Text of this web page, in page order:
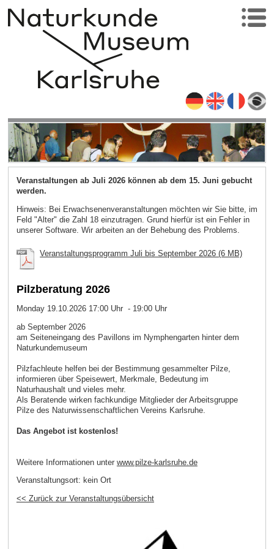
Veranstaltungen ab Juli 2026 können ab dem 15. Juni gebucht
werden.
Hinweis: Bei Erwachsenenveranstaltungen möchten wir Sie bitte, im
Feld "Alter" die Zahl 18 einzutragen. Grund hierfür ist ein Fehler in
unserer Software. Wir arbeiten an der Behebung des Problems.
Veranstaltungsprogramm Juli bis September 2026 (6 MB)
Pilzberatung 2026
Monday 19.10.2026 17:00 Uhr - 19:00 Uhr
ab September 2026
am Seiteneingang des Pavillons im Nymphengarten hinter dem
Naturkundemuseum
Pilzfachleute helfen bei der Bestimmung gesammelter Pilze,
informieren über Speisewert, Merkmale, Bedeutung im
Naturhaushalt und vieles mehr.
Als Beratende wirken fachkundige Mitglieder der Arbeitsgruppe
Pilze des Naturwissenschaftlichen Vereins Karlsruhe.
Das Angebot ist kostenlos!
Weitere Informationen unter www.pilze-karlsruhe.de
Veranstaltungsort: kein Ort
<< Zurück zur Veranstaltungsübersicht